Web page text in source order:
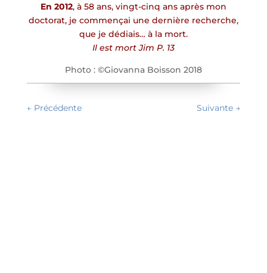
En 2012, à 58 ans, vingt-cinq ans après mon
doctorat, je commençai une dernière recherche,
que je dédiais… à la mort.
Il est mort Jim P. 13
Photo : ©Giovanna Boisson 2018
← Précédente Suivante →